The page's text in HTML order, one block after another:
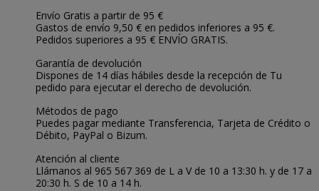
Envío Gratis a partir de 95 €
Gastos de envío 9,50 € en pedidos inferiores a 95 €.
Pedidos superiores a 95 € ENVÍO GRATIS.
Garantía de devolución
Dispones de 14 días hábiles desde la recepción de Tu
pedido para ejecutar el derecho de devolución.
Métodos de pago
Puedes pagar mediante Transferencia, Tarjeta de Crédito o
Débito, PayPal o Bizum.
Atención al cliente
Llámanos al 965 567 369 de L a V de 10 a 13:30 h. y de 17 a
20:30 h. S de 10 a 14 h.